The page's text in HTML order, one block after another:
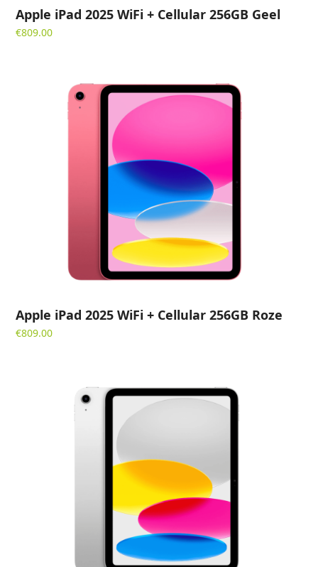
Apple iPad 2025 WiFi + Cellular 256GB Geel
€809.00
Apple iPad 2025 WiFi + Cellular 256GB Roze
€809.00